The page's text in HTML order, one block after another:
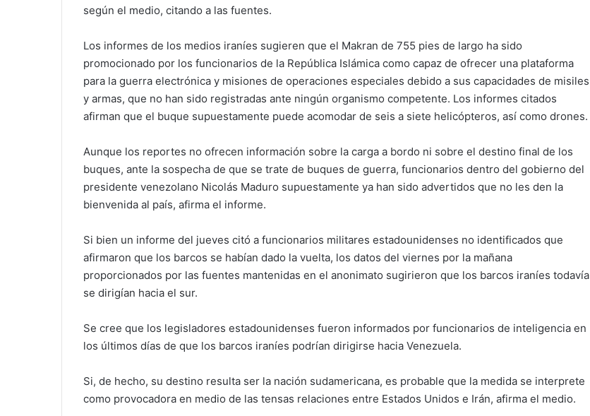
según el medio, citando a las fuentes.
Los informes de los medios iraníes sugieren que el Makran de 755 pies de largo ha sido
promocionado por los funcionarios de la República Islámica como capaz de ofrecer una plataforma
para la guerra electrónica y misiones de operaciones especiales debido a sus capacidades de misiles
y armas, que no han sido registradas ante ningún organismo competente. Los informes citados
afirman que el buque supuestamente puede acomodar de seis a siete helicópteros, así como drones.
Aunque los reportes no ofrecen información sobre la carga a bordo ni sobre el destino final de los
buques, ante la sospecha de que se trate de buques de guerra, funcionarios dentro del gobierno del
presidente venezolano Nicolás Maduro supuestamente ya han sido advertidos que no les den la
bienvenida al país, afirma el informe.
Si bien un informe del jueves citó a funcionarios militares estadounidenses no identificados que
afirmaron que los barcos se habían dado la vuelta, los datos del viernes por la mañana
proporcionados por las fuentes mantenidas en el anonimato sugirieron que los barcos iraníes todavía
se dirigían hacia el sur.
Se cree que los legisladores estadounidenses fueron informados por funcionarios de inteligencia en
los últimos días de que los barcos iraníes podrían dirigirse hacia Venezuela.
Si, de hecho, su destino resulta ser la nación sudamericana, es probable que la medida se interprete
como provocadora en medio de las tensas relaciones entre Estados Unidos e Irán, afirma el medio.